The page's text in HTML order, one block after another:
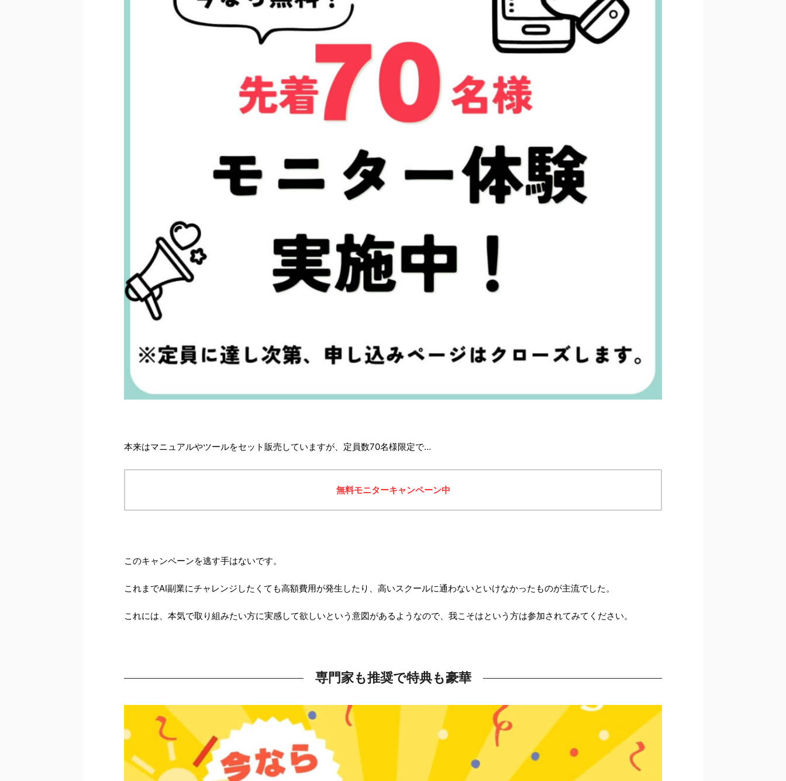
本来はマニュアルやツールをセット販売していますが、定員数70名様限定で…
無料モニターキャンペーン中
このキャンペーンを逃す手はないです。
これまでAI副業にチャレンジしたくても高額費用が発生したり、高いスクールに通わないといけなかったものが主流でした。
これには、本気で取り組みたい方に実感して欲しいという意図があるようなので、我こそはという方は参加されてみてください。
専門家も推奨で特典も豪華